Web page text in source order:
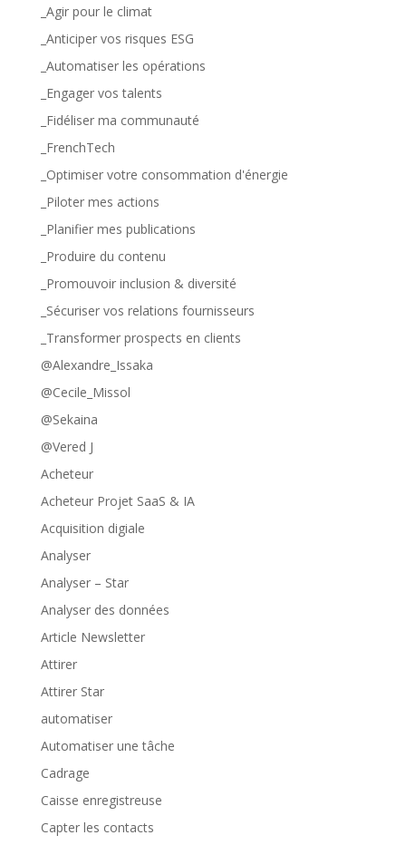
_Agir pour le climat
_Anticiper vos risques ESG
_Automatiser les opérations
_Engager vos talents
_Fidéliser ma communauté
_FrenchTech
_Optimiser votre consommation d'énergie
_Piloter mes actions
_Planifier mes publications
_Produire du contenu
_Promouvoir inclusion & diversité
_Sécuriser vos relations fournisseurs
_Transformer prospects en clients
@Alexandre_Issaka
@Cecile_Missol
@Sekaina
@Vered J
Acheteur
Acheteur Projet SaaS & IA
Acquisition digiale
Analyser
Analyser – Star
Analyser des données
Article Newsletter
Attirer
Attirer Star
automatiser
Automatiser une tâche
Cadrage
Caisse enregistreuse
Capter les contacts